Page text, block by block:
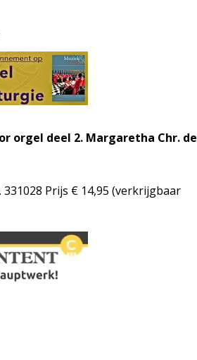
orgel deel 2. Margaretha Chr. de
331028 Prijs € 14,95 (verkrijgbaar